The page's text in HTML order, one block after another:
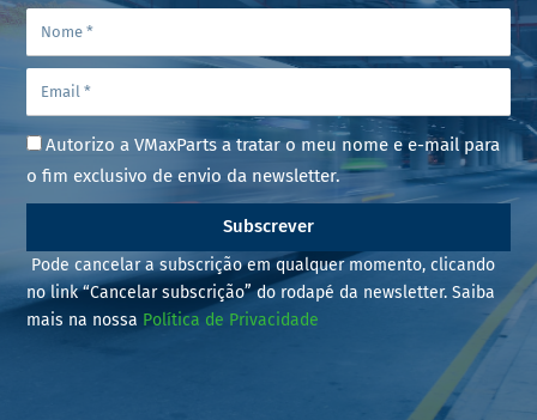
Autorizo a VMaxParts a tratar o meu nome e e-mail para
o fim exclusivo de envio da newsletter.
Subscrever
Pode cancelar a subscrição em qualquer momento, clicando
no link “Cancelar subscrição” do rodapé da newsletter. Saiba
mais na nossa Política de Privacidade